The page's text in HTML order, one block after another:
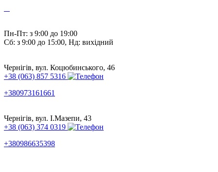
Пн-Пт: з 9:00 до 19:00
Сб: з 9:00 до 15:00, Нд: вихідний
Чернігів, вул. Коцюбинського, 46
+38 (063) 857 5316
+380973161661
Чернігів, вул. І.Мазепи, 43
+38 (063) 374 0319
+380986635398